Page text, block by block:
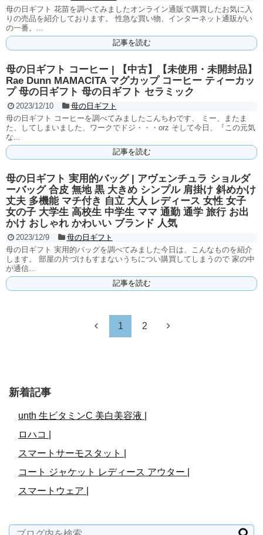
母の日ギフト 花苗を調べてみましたオンライン通販で購買したお気に入
りの売品を紹介しております。 性急な買い物、インターネット通販がい
の一番。...
記事を読む
母の日ギフト コーヒー | 【中古】【未使用・未開封品】
Rae Dunn MAMACITA マグカップ コーヒー ティーカッ
プ 母の日ギフト 母の日ギフト セラミック
2023/12/10
母の日ギフト
母の日ギフト コーヒーを調べてみましたこんちわです、 ミー、またま
た、してしまいました、ワークでドジ・・・orz そして今日、『この元気
な...
記事を読む
母の日ギフト 実用的バッグ | アヴェンチュラ ショルダ
ーバッグ 合皮 無地 黒 大きめ シンプル 肩掛け 斜めかけ
丈夫 多機能 マチ付き 自立 大人 レディース 女性 女子
女の子 大学生 高校生 中学生 ママ 通勤 通学 旅行 お出
かけ おしゃれ かわいい ブランド 人気
2023/12/9
母の日ギフト
母の日ギフト 実用的バッグを調べてみました今日は、こんなものを紹介
します。 部屋の片づけもすまないうちについ購買してしまうので 家の中
が通信...
記事を読む
1 2
新着記事
unth 生ビタミンC 美白美容液 |
ロハコ |
スマートサーモスタット |
コート ジャケット レディース アウター |
スマートウェア |